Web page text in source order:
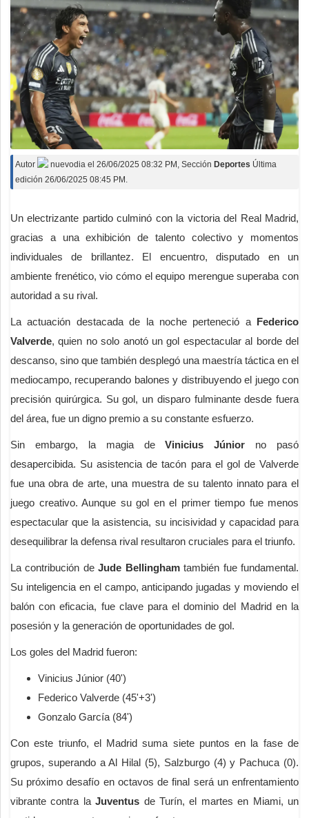
Autor nuevodia el 26/06/2025 08:32 PM , Sección Deportes Última
edición 26/06/2025 08:45 PM.
Un electrizante partido culminó con la victoria del Real Madrid,
gracias a una exhibición de talento colectivo y momentos
individuales de brillantez. El encuentro, disputado en un
ambiente frenético, vio cómo el equipo merengue superaba con
autoridad a su rival.
La actuación destacada de la noche perteneció a Federico
Valverde, quien no solo anotó un gol espectacular al borde del
descanso, sino que también desplegó una maestría táctica en el
mediocampo, recuperando balones y distribuyendo el juego con
precisión quirúrgica. Su gol, un disparo fulminante desde fuera
del área, fue un digno premio a su constante esfuerzo.
Sin embargo, la magia deVinicius Júnior no pasó
desapercibida. Su asistencia de tacón para el gol de Valverde
fue una obra de arte, una muestra de su talento innato para el
juego creativo. Aunque su gol en el primer tiempo fue menos
espectacular que la asistencia, su incisividad y capacidad para
desequilibrar la defensa rival resultaron cruciales para el triunfo.
La contribución deJude Bellinghamtambién fue fundamental.
Su inteligencia en el campo, anticipando jugadas y moviendo el
balón con eficacia, fue clave para el dominio del Madrid en la
posesión y la generación de oportunidades de gol.
Los goles del Madrid fueron:
Vinicius Júnior (40')
Federico Valverde (45'+3')
Gonzalo García (84')
Con este triunfo, el Madrid suma siete puntos en la fase de
grupos, superando a Al Hilal (5), Salzburgo (4) y Pachuca (0).
Su próximo desafío en octavos de final será un enfrentamiento
vibrante contra laJuventus de Turín, el martes en Miami, un